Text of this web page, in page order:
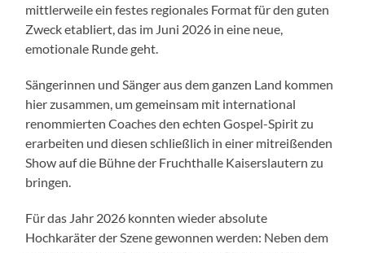
mittlerweile ein festes regionales Format für den guten
Zweck etabliert, das im Juni 2026 in eine neue,
emotionale Runde geht.
Sängerinnen und Sänger aus dem ganzen Land kommen
hier zusammen, um gemeinsam mit international
renommierten Coaches den echten Gospel-Spirit zu
erarbeiten und diesen schließlich in einer mitreißenden
Show auf die Bühne der Fruchthalle Kaiserslautern zu
bringen.
Für das Jahr 2026 konnten wieder absolute
Hochkaräter der Szene gewonnen werden: Neben dem